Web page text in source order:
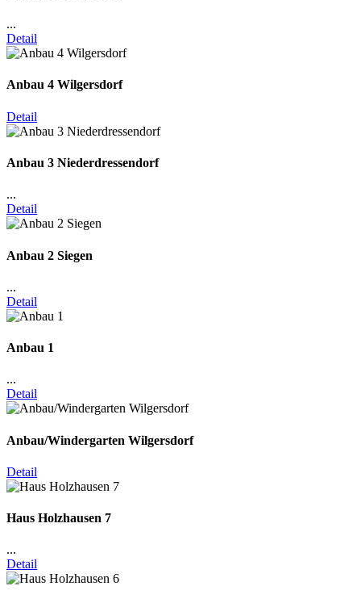
...
Detail
Anbau 4 Wilgersdorf
Detail
Anbau 3 Niederdressendorf
...
Detail
Anbau 2 Siegen
...
Detail
Anbau 1
...
Detail
Anbau/Windergarten Wilgersdorf
Detail
Haus Holzhausen 7
...
Detail